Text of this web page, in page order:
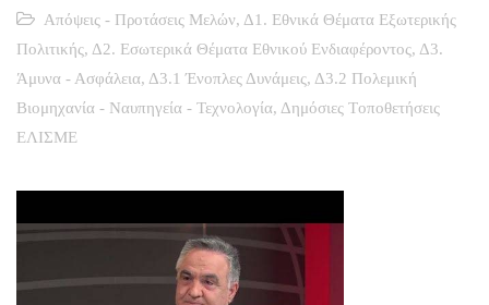
Απόψεις - Προτάσεις Μελών, Δ1. Εθνικά Θέματα Εξωτερικής
Πολιτικής, Δ2. Εσωτερικά Θέματα Εθνικού Ενδιαφέροντος, Δ3.
Άμυνα - Ασφάλεια, Δ3.1 Ένοπλες Δυνάμεις, Δ3.2 Πολεμική
Βιομηχανία - Ναυπηγεία - Τεχνολογία, Δημόσιες Tοποθετήσεις
ΕΛΙΣΜΕ